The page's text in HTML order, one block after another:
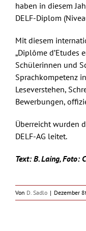
haben in diesem
DELF-Diplom
Mit diesem
„Diplôme d’Etudes
Schülerinnen und
Sprachkompetenz
Leseverstehen,
Bewerbungen,
Überreicht wurden
DELF-AG leitet.
Text: B. Laing,Foto:
Von D. Sadlo | Dezember